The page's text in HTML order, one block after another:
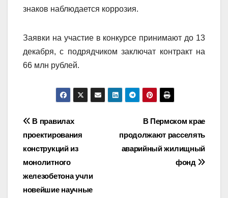
знаков наблюдается коррозия.
Заявки на участие в конкурсе принимают до 13
декабря, с подрядчиком заключат контракт на
66 млн рублей.
Навигация
по
записям
В Пермском крае
продолжают расселять
аварийный жилищный
фонд
В правилах
проектирования
конструкций из
монолитного
железобетона учли
новейшие научные